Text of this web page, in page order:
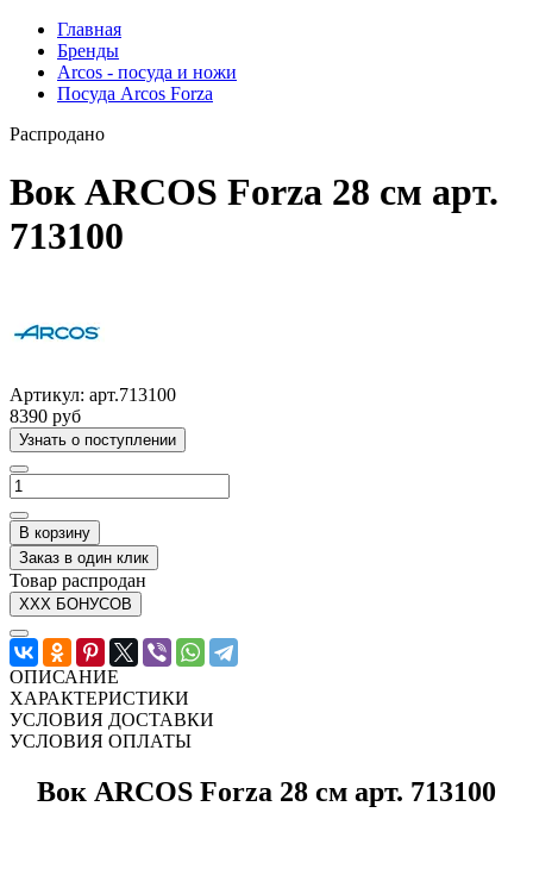
Главная
Бренды
Arcos - посуда и ножи
Посуда Arcos Forza
Распродано
Вок ARCOS Forza 28 см арт.
713100
Артикул: арт.713100
8390 руб
Узнать о поступлении
В корзину
Заказ в один клик
Товар распродан
XXX БОНУСОВ
ОПИСАНИЕ
ХАРАКТЕРИСТИКИ
УСЛОВИЯ ДОСТАВКИ
УСЛОВИЯ ОПЛАТЫ
Вок ARCOS Forza 28 см арт. 713100